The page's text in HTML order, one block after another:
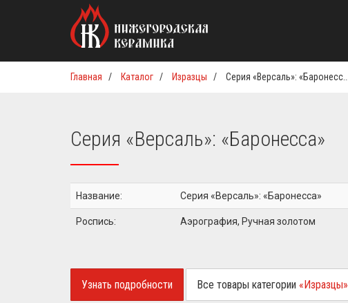
Главная / Каталог / Изразцы / Серия «Версаль»: «Баронесс...
Серия «Версаль»: «Баронесса»
Название: Серия «Версаль»: «Баронесса»
Роспись: Аэрография, Ручная золотом
Узнать подробности Все товары категории «Изразцы»